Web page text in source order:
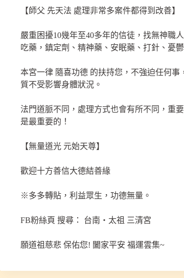
【師父 先天法 處理非常多案件都得到改善】
嚴重困擾10幾年至40多年的信徒，找無神職
吃藥，鎮定劑、精神藥、安眠藥、打針、憂
本宮一律 隨喜功德 的扶持您，不強迫任何
質不受影響身體狀況。
法門道脈不同，處理方式也會有所不同，重
是最重要的！
【無量道光 元始天尊】
歡迎十方善信大德結善緣
※多多轉貼，利益眾生，功德無量。
FB粉絲頁 搜尋： 台南‧太祖 三清宮
願道祖慈悲 保佑您! 闔家平安 福運雲集~